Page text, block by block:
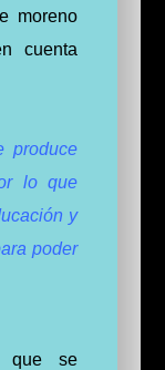
moreno
cuenta
produce
lo que
y
poder
que se